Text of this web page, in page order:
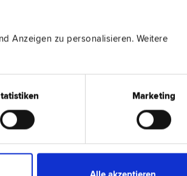
Anzeigen zu personalisieren. Weitere
Marketing
6900 Bregenz